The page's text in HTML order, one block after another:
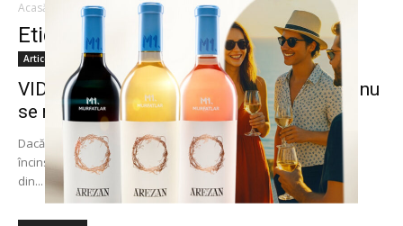
Acasă Etichete Fudnul tigaii
Etichetă: fudnul tigaii
Articole
VIDEO. Trucul care face că alimentele să nu
se mai lipească...
Dacă rămâi cu alimentele lipite de fundul tigaii, e semn că nu ai
încins-o suficient de bine. Acest lucru este valabil pentru tigăile
din...